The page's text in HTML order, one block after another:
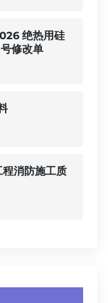
绝热用硅
修改单
消防施工质